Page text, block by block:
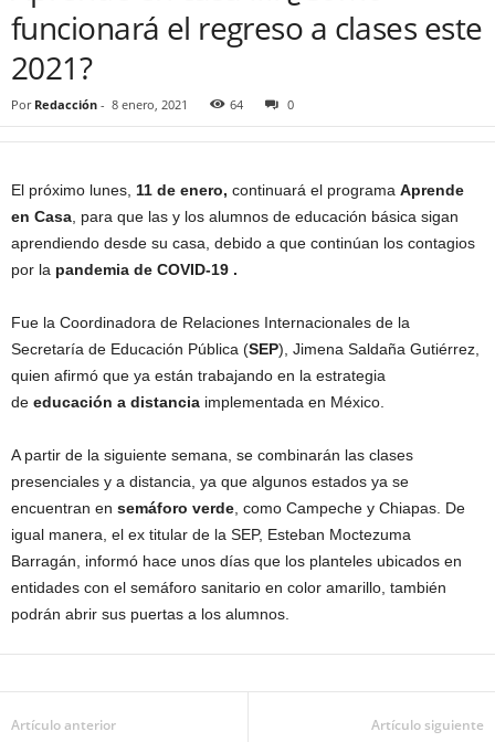
funcionará el regreso a clases este
2021?
Por Redacción - 8 enero, 2021 64 0
El próximo lunes, 11 de enero, continuará el programa Aprende
en Casa , para que las y los alumnos de educación básica sigan
aprendiendo desde su casa, debido a que continúan los contagios
por la pandemia de COVID-19 .
Fue la Coordinadora de Relaciones Internacionales de la
Secretaría de Educación Pública (SEP), Jimena Saldaña Gutiérrez,
quien afirmó que ya están trabajando en la estrategia
de educación a distancia implementada en México.
A partir de la siguiente semana, se combinarán las clases
presenciales y a distancia, ya que algunos estados ya se
encuentran en semáforo verde , como Campeche y Chiapas. De
igual manera, el ex titular de la SEP, Esteban Moctezuma
Barragán, informó hace unos días que los planteles ubicados en
entidades con el semáforo sanitario en color amarillo, también
podrán abrir sus puertas a los alumnos.
Artículo anterior Artículo siguiente